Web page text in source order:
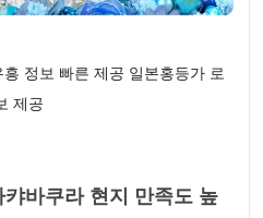
정보 빠른 제공 일본홍등가 로
제공
바쿠라 현지 만족도 높